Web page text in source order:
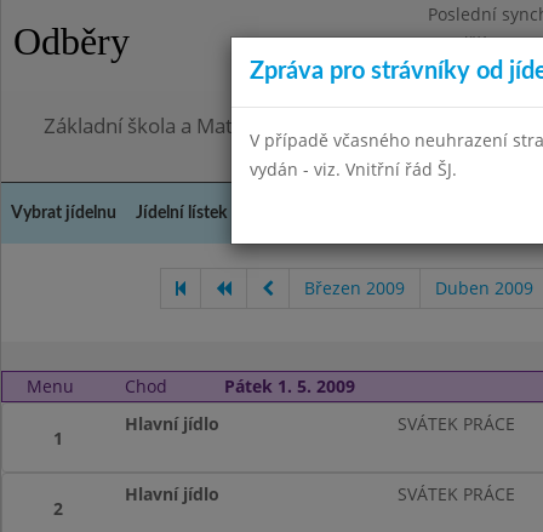
Odběry
Poslední
Pondělí
Omezení
Základní škola a Mateřská škola, Praha 4, Ohradní 49
Vybrat jídelnu Jídelní lístek
Březen 2009 Duben 2009
Menu Chod Pátek 1. 5. 2009
1
Hlavní jídlo SVÁTEK PRÁCE
2
Hlavní jídlo SVÁTEK PRÁCE
Zpráva pro strávníky od
V případě včasného neuhrazení
vydán - viz. Vnitřní řád ŠJ.